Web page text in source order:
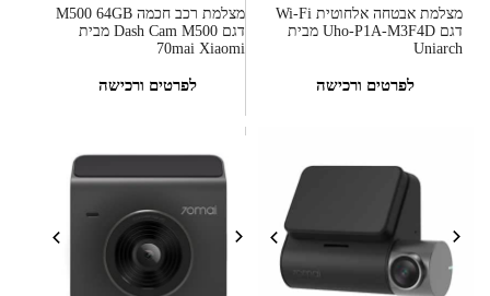
מצלמת אבטחה אלחוטית Wi-Fi
דגם Uho-P1A-M3F4D מבית
Uniarch
לפרטים ורכישה
מצלמת רכב חכמה M500 64GB
דגם Dash Cam M500 מבית
70mai Xiaomi
לפרטים ורכישה